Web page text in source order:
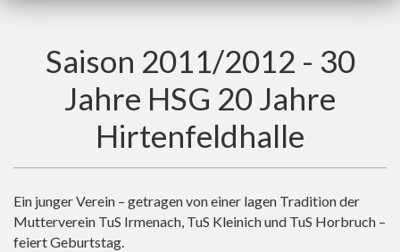
Saison 2011/2012 - 30
Jahre HSG 20 Jahre
Hirtenfeldhalle
Ein junger Verein – getragen von einer lagen Tradition der
Mutterverein TuS Irmenach, TuS Kleinich und TuS Horbruch –
feiert Geburtstag.